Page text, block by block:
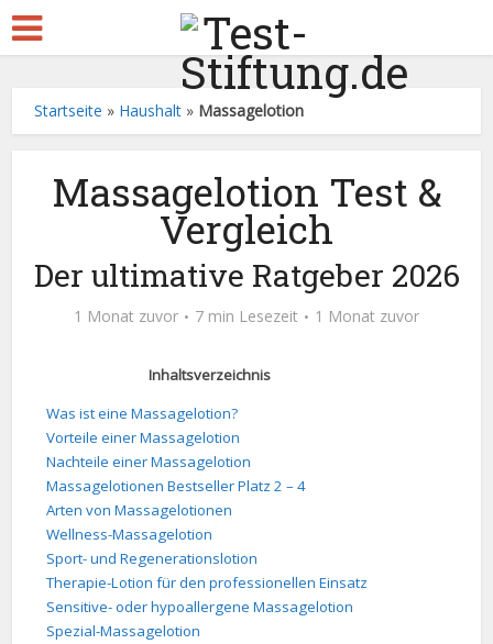
Startseite » Haushalt » Massagelotion
Massagelotion Test &
Vergleich
Der ultimative Ratgeber 2026
1 Monat zuvor 7 min Lesezeit 1 Monat zuvor
Inhaltsverzeichnis
Was ist eine Massagelotion?
Vorteile einer Massagelotion
Nachteile einer Massagelotion
Massagelotionen Bestseller Platz 2 – 4
Arten von Massagelotionen
Wellness-Massagelotion
Sport- und Regenerationslotion
Therapie-Lotion für den professionellen Einsatz
Sensitive- oder hypoallergene Massagelotion
Spezial-Massagelotion